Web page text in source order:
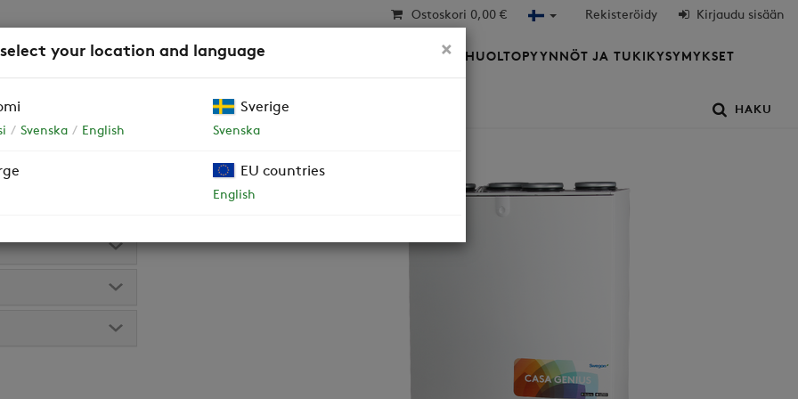
Ostoskori 0,00 € Rekisteröidy Kirjaudu sisään
SUODATTIMET YRITYSASIAKKAAT JA TALOYHTIÖT HUOLTOPYYNNÖT JA TUKIKYSYMYKSET
HAKU
(B)
haku sarjanumerolla hakukenttään.
koneen ovessa oleva QR-koodi.
×
select your location and language
Svenska English
Sverige
Svenska
EU countries
English